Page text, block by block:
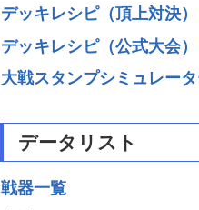
デッキレシピ（頂上対決）
デッキレシピ（公式大会）
大戦スタンプシミュレー
データリスト
戦器一覧